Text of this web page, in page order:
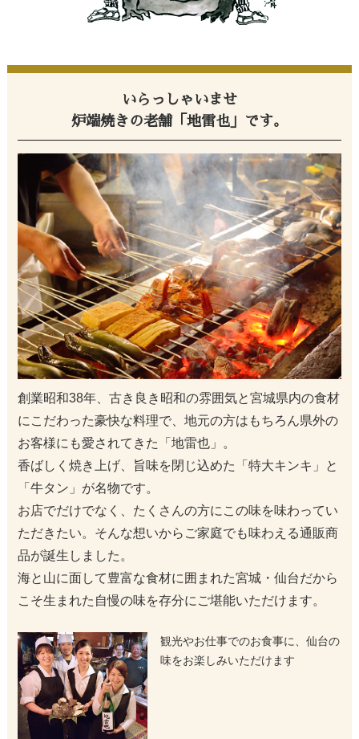
いらっしゃいませ
炉端焼きの老舗「地雷也」です。
創業昭和38年、古き良き昭和の雰囲気と宮城県内の食材
にこだわった豪快な料理で、地元の⽅はもちろん県外の
お客様にも愛されてきた「地雷也」。
香ばしく焼き上げ、旨味を閉じ込めた「特大キンキ」と
「牛タン」が名物です。
お店でだけでなく、たくさんの方にこの味を味わってい
ただきたい。そんな想いからご家庭でも味わえる通販商
品が誕生しました。
海と山に面して豊富な食材に囲まれた宮城・仙台だから
こそ生まれた自慢の味を存分にご堪能いただけます。
観光やお仕事でのお食事に、仙台の
味をお楽しみいただけます